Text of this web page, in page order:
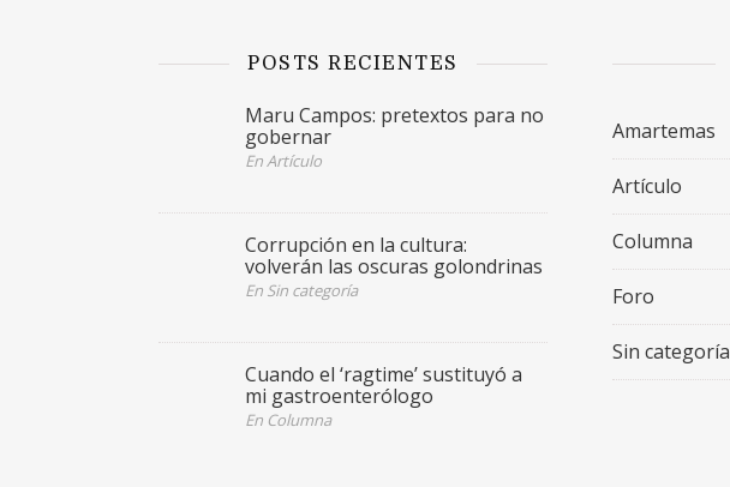
POSTS RECIENTES
Maru Campos: pretextos para no
gobernar
En Artículo
Corrupción en la cultura:
volverán las oscuras golondrinas
En Sin categoría
Cuando el ‘ragtime’ sustituyó a
mi gastroenterólogo
En Columna
Amartemas
Artículo
Columna
Foro
Sin categoría